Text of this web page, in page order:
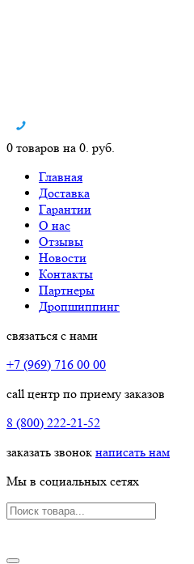
0 товаров на 0. руб.
Главная
Доставка
Гарантии
О нас
Отзывы
Новости
Контакты
Партнеры
Дропшиппинг
связаться с нами
+7 (969) 716 00 00
call центр по приему заказов
8 (800) 222-21-52
заказать звонок написать нам
Мы в социальных сетях